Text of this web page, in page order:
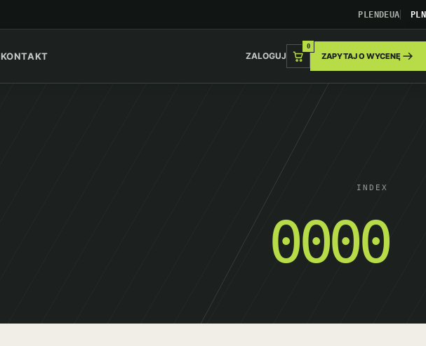
PL ENDEUA PLN
KONTAKT ZALOGUJ
0
ZAPYTAJ O WYCENĘ
INDEX
0000